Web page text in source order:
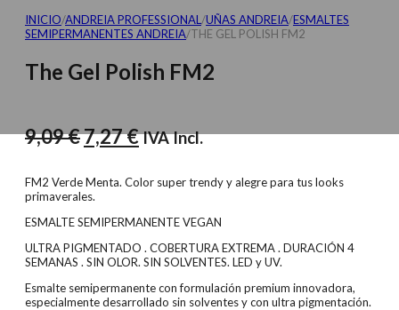
INICIO/ANDREIA PROFESSIONAL /UÑAS ANDREIA/ESMALTES
SEMIPERMANENTES ANDREIA/THE GEL POLISH FM2
The Gel Polish FM2
9,09€El
original
era:
9,09 €.
7,27€El
actual
7,27 €.
IVA Incl.
FM2 Verde Menta. Color super trendy y alegre para tus looks
primaverales.
ESMALTE SEMIPERMANENTE VEGAN
ULTRA PIGMENTADO . COBERTURA EXTREMA . DURACIÓN 4
SEMANAS . SIN OLOR. SIN SOLVENTES. LED y UV.
Esmalte semipermanente con formulación premium innovadora,
especialmente desarrollado sin solventes y con ultra pigmentación.